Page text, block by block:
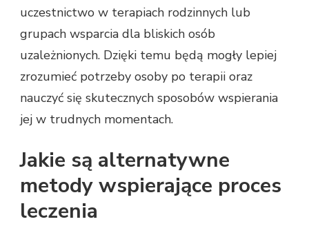
uczestnictwo w terapiach rodzinnych lub
grupach wsparcia dla bliskich osób
uzależnionych. Dzięki temu będą mogły lepiej
zrozumieć potrzeby osoby po terapii oraz
nauczyć się skutecznych sposobów wspierania
jej w trudnych momentach.
Jakie są alternatywne
metody wspierające proces
leczenia